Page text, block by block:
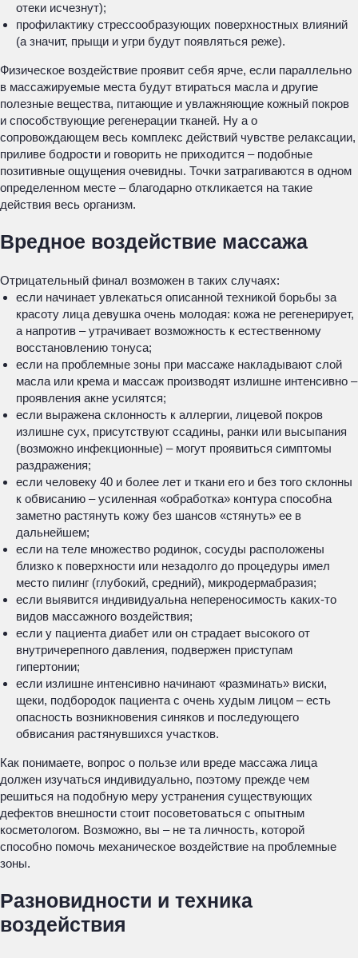
отеки исчезнут);
профилактику стрессообразующих поверхностных влияний
(а значит, прыщи и угри будут появляться реже).
Физическое воздействие проявит себя ярче, если параллельно
в массажируемые места будут втираться масла и другие
полезные вещества, питающие и увлажняющие кожный покров
и способствующие регенерации тканей. Ну а о
сопровождающем весь комплекс действий чувстве релаксации,
приливе бодрости и говорить не приходится – подобные
позитивные ощущения очевидны. Точки затрагиваются в одном
определенном месте – благодарно откликается на такие
действия весь организм.
Вредное воздействие массажа
Отрицательный финал возможен в таких случаях:
если начинает увлекаться описанной техникой борьбы за
красоту лица девушка очень молодая: кожа не регенерирует,
а напротив – утрачивает возможность к естественному
восстановлению тонуса;
если на проблемные зоны при массаже накладывают слой
масла или крема и массаж производят излишне интенсивно –
проявления акне усилятся;
если выражена склонность к аллергии, лицевой покров
излишне сух, присутствуют ссадины, ранки или высыпания
(возможно инфекционные) – могут проявиться симптомы
раздражения;
если человеку 40 и более лет и ткани его и без того склонны
к обвисанию – усиленная «обработка» контура способна
заметно растянуть кожу без шансов «стянуть» ее в
дальнейшем;
если на теле множество родинок, сосуды расположены
близко к поверхности или незадолго до процедуры имел
место пилинг (глубокий, средний), микродермабразия;
если выявится индивидуальна непереносимость каких-то
видов массажного воздействия;
если у пациента диабет или он страдает высокого от
внутричерепного давления, подвержен приступам
гипертонии;
если излишне интенсивно начинают «разминать» виски,
щеки, подбородок пациента с очень худым лицом – есть
опасность возникновения синяков и последующего
обвисания растянувшихся участков.
Как понимаете, вопрос о пользе или вреде массажа лица
должен изучаться индивидуально, поэтому прежде чем
решиться на подобную меру устранения существующих
дефектов внешности стоит посоветоваться с опытным
косметологом. Возможно, вы – не та личность, которой
способно помочь механическое воздействие на проблемные
зоны.
Разновидности и техника
воздействия